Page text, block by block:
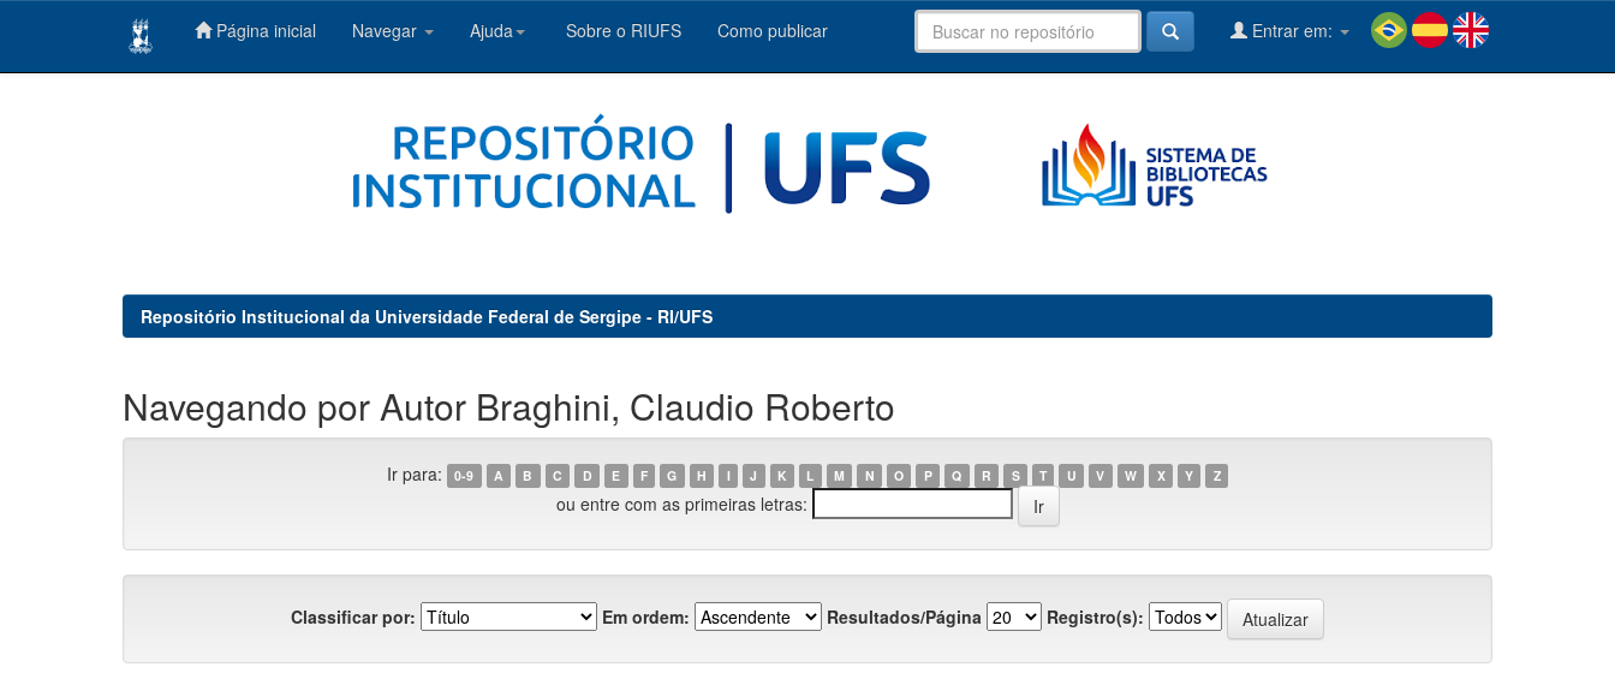
Página inicial Navegar Ajuda Sobre o RIUFS Como publicar Entrar em:
Repositório Institucional da Universidade Federal de Sergipe - RI/UFS
Navegando por Autor Braghini, Claudio Roberto
Ir para: 0-9 A B C D E F G H I J K L M N O P Q R S T U V W X Y Z
ou entre com as primeiras letras:
Classificar por: Em ordem: Resultados/Página Registro(s):